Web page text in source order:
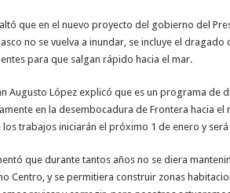
que en el nuevo proyecto del gobierno del
no se vuelva a inundar, se incluye el
para que salgan rápido hacia el mar.
Augusto López explicó que es un programa de
en la desembocadura de Frontera hacia
los trabajos iniciarán el próximo 1 de enero y
que durante tantos años no se diera
Centro, y se permitiera construir zonas